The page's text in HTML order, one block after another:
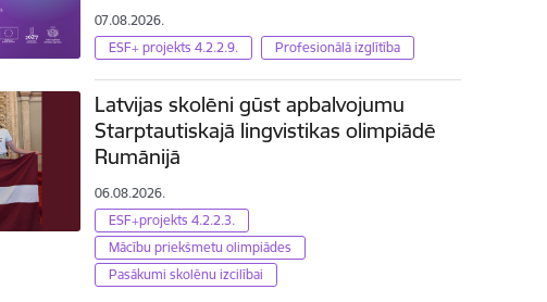
07.08.2026.
ESF+ projekts 4.2.2.9.
Profesionālā izglītība
Latvijas skolēni gūst apbalvojumu
Starptautiskajā lingvistikas olimpiādē
Rumānijā
06.08.2026.
ESF+projekts 4.2.2.3.
Mācību priekšmetu olimpiādes
Pasākumi skolēnu izcilībai